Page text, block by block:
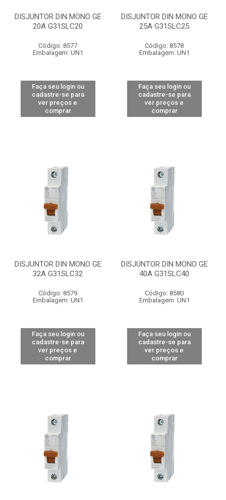
DISJUNTOR DIN MONO GE
20A G31SLC20
Código: 8577
Embalagem: UN1
Faça seu login ou
cadastre-se para
ver preços e
comprar
DISJUNTOR DIN MONO GE
25A G31SLC25
Código: 8578
Embalagem: UN1
Faça seu login ou
cadastre-se para
ver preços e
comprar
DISJUNTOR DIN MONO GE
32A G31SLC32
Código: 8579
Embalagem: UN1
Faça seu login ou
cadastre-se para
ver preços e
comprar
DISJUNTOR DIN MONO GE
40A G31SLC40
Código: 8580
Embalagem: UN1
Faça seu login ou
cadastre-se para
ver preços e
comprar